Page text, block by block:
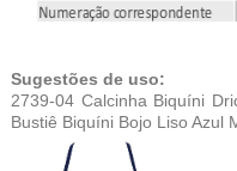
Sugestões de uso:
2739-04 Calcinha Biquíni
Bustiê Biquíni Bojo Liso Azul